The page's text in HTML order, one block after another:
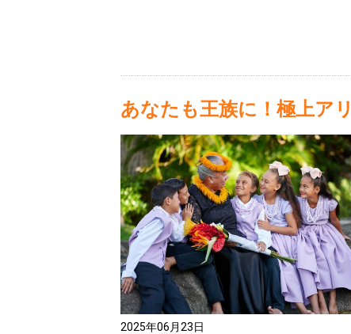
あなたも王族に！極上ア
2025年06月23日